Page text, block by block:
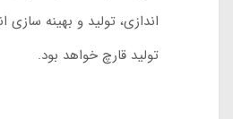
اندازی، تولید و بهینه سازی
تولید قارچ خواهد بود.